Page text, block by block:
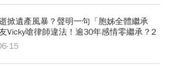
掀遺產風暴？聲明一句「胞姊全體繼承
Vicky嗆律師違法！逾30年感情零繼承？2
15